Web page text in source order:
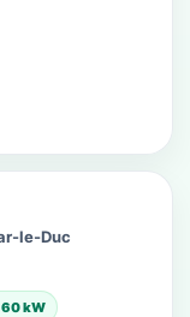
le-Duc
60 kW